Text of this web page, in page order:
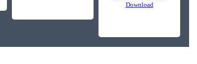
Download